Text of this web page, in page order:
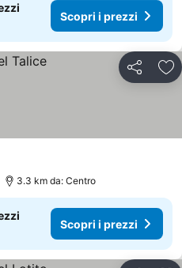
Scopri i prezzi
Condividi
3.3 km da: Centro
Scopri i prezzi